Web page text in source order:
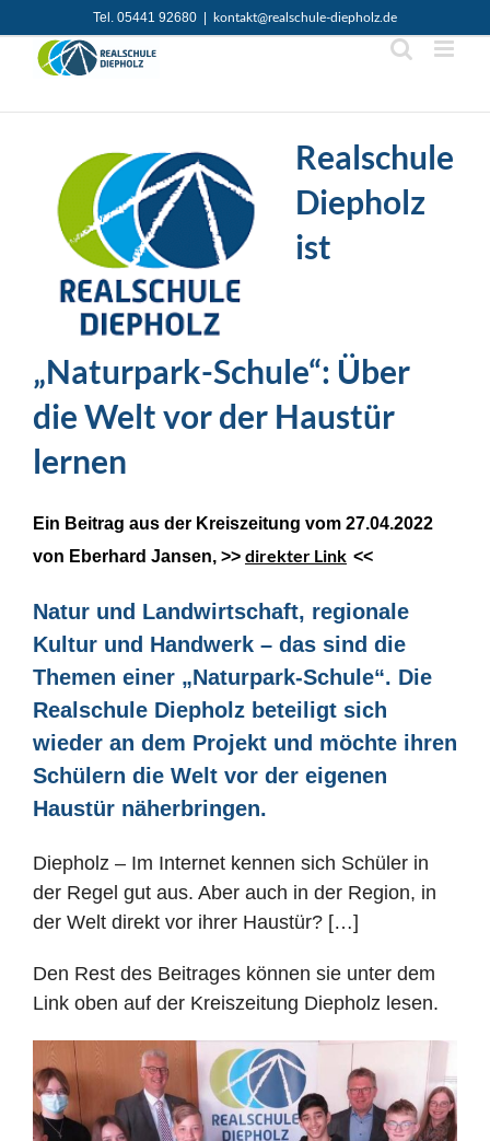
Inhalt
springen
Tel. 05441 92680 kontakt@realschule-diepholz.de
Realschule
Diepholz
ist
„Naturpark-Schule“: Über
die Welt vor der Haustür
lernen
Ein Beitrag aus der Kreiszeitung vom 27.04.2022
von Eberhard Jansen, >> direkter Link <<
Natur und Landwirtschaft, regionale
Kultur und Handwerk – das sind die
Themen einer „Naturpark-Schule“. Die
Realschule Diepholz beteiligt sich
wieder an dem Projekt und möchte ihren
Schülern die Welt vor der eigenen
Haustür näherbringen.
Diepholz – Im Internet kennen sich Schüler in
der Regel gut aus. Aber auch in der Region, in
der Welt direkt vor ihrer Haustür? […]
Den Rest des Beitrages können sie unter dem
Link oben auf der Kreiszeitung Diepholz lesen.